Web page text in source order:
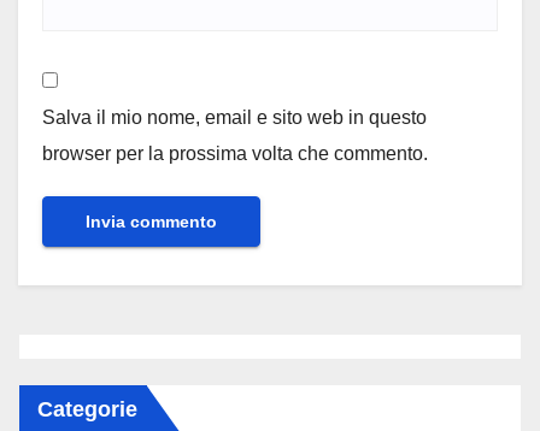
Salva il mio nome, email e sito web in questo
browser per la prossima volta che commento.
Categorie